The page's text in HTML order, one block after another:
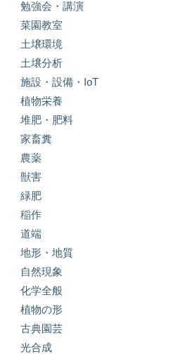
勉強会・講演
菜園教室
土壌環境
土壌分析
施設・設備・IoT
植物栄養
堆肥・肥料
家畜糞
農薬
獣害
緑肥
稲作
道端
地形・地質
自然現象
化学全般
植物の形
古典園芸
光合成